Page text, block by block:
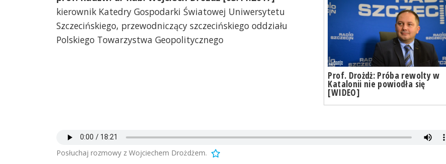
Prof. Drożdż: Próba rewolty w
Katalonii nie powiodła się
[WIDEO]
kierownik Katedry Gospodarki Światowej Uniwersytetu
Szczecińskiego, przewodniczący szczecińskiego oddziału
Polskiego Towarzystwa Geopolitycznego
Posłuchaj rozmowy z Wojciechem Drożdżem.